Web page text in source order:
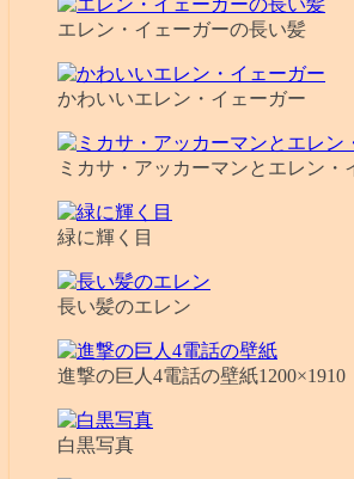
エレン・イェーガーの長い髪
かわいいエレン・イェーガー
ミカサ・アッカーマンとエレン・
緑に輝く目
長い髪のエレン
進撃の巨人4電話の壁紙1200×1910
白黒写真